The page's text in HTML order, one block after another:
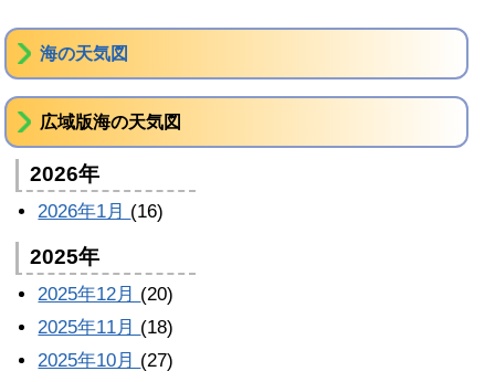
海の天気図
広域版海の天気図
2026年
2026年1月 (16)
2025年
2025年12月 (20)
2025年11月 (18)
2025年10月 (27)